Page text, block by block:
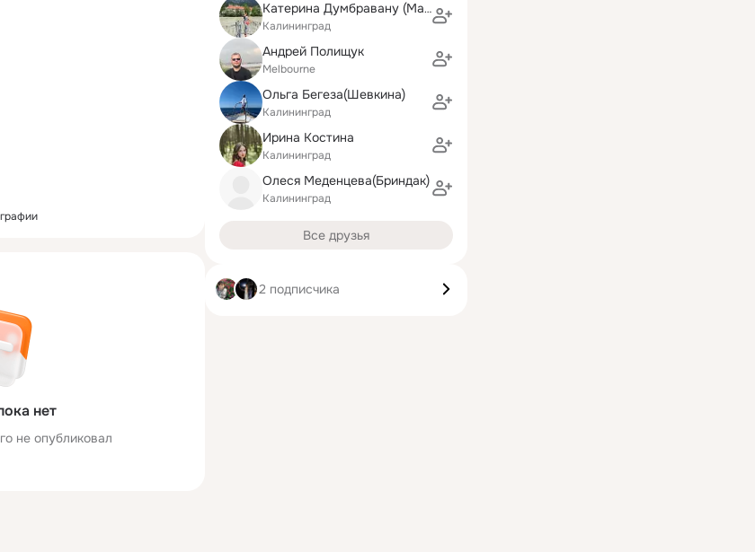
нет
не опубликовал
Катерина Думбравану (Мазур)
Калининград
Андрей Полищук
Melbourne
Ольга Бегеза(Шевкина)
Калининград
Ирина Костина
Калининград
Олеся Меденцева(Бриндак)
Калининград
Все друзья
2 подписчика